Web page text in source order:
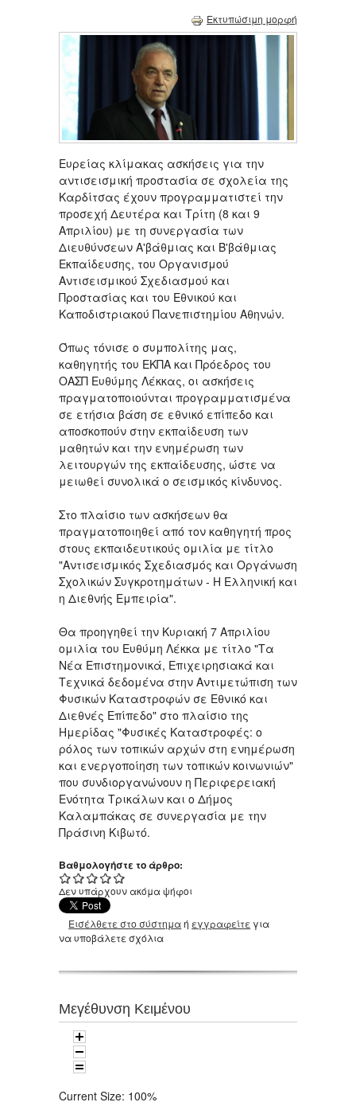
Εκτυπώσιμη μορφή
Ευρείας κλίμακας ασκήσεις για την
αντισεισμική προστασία σε σχολεία της
Καρδίτσας έχουν προγραμματιστεί την
προσεχή Δευτέρα και Τρίτη (8 και 9
Απριλίου) με τη συνεργασία των
Διευθύνσεων Α'βάθμιας και Β'βάθμιας
Εκπαίδευσης, του Οργανισμού
Αντισεισμικού Σχεδιασμού και
Προστασίας και του Εθνικού και
Καποδιστριακού Πανεπιστημίου Αθηνών.
Όπως τόνισε ο συμπολίτης μας,
καθηγητής του ΕΚΠΑ και Πρόεδρος του
ΟΑΣΠ Ευθύμης Λέκκας, οι ασκήσεις
πραγματοποιούνται προγραμματισμένα
σε ετήσια βάση σε εθνικό επίπεδο και
αποσκοπούν στην εκπαίδευση των
μαθητών και την ενημέρωση των
λειτουργών της εκπαίδευσης, ώστε να
μειωθεί συνολικά ο σεισμικός κίνδυνος.
Στο πλαίσιο των ασκήσεων θα
πραγματοποιηθεί από τον καθηγητή προς
στους εκπαιδευτικούς ομιλία με τίτλο
"Αντισεισμικός Σχεδιασμός και Οργάνωση
Σχολικών Συγκροτημάτων - Η Ελληνική και
η Διεθνής Εμπειρία".
Θα προηγηθεί την Κυριακή 7 Απριλίου
ομιλία του Ευθύμη Λέκκα με τίτλο "Τα
Νέα Επιστημονικά, Επιχειρησιακά και
Τεχνικά δεδομένα στην Αντιμετώπιση των
Φυσικών Καταστροφών σε Εθνικό και
Διεθνές Επίπεδο" στο πλαίσιο της
Ημερίδας "Φυσικές Καταστροφές: ο
ρόλος των τοπικών αρχών στη ενημέρωση
και ενεργοποίηση των τοπικών κοινωνιών"
που συνδιοργανώνουν η Περιφερειακή
Ενότητα Τρικάλων και ο Δήμος
Καλαμπάκας σε συνεργασία με την
Πράσινη Κιβωτό.
Βαθμολογήστε το άρθρο:
Δεν υπάρχουν ακόμα ψήφοι
Εισέλθετε στο σύστημαή εγγραφείτε για
να υποβάλετε σχόλια
Μεγέθυνση Κειμένου
Current Size: 100%